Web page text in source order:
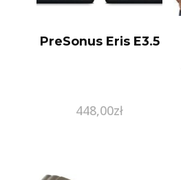
PreSonus Eris E3.5
448,00zł